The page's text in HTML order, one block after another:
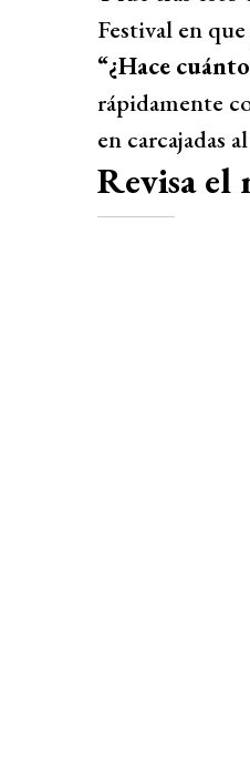
Festival en
“¿Hace
rápidamente
en carcajadas
Revisa el